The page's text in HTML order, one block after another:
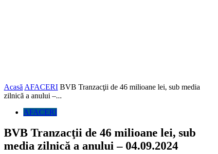
Acasă AFACERI BVB Tranzacţii de 46 milioane lei, sub media
zilnică a anului –...
AFACERI
BVB Tranzacţii de 46 milioane lei, sub
media zilnică a anului – 04.09.2024